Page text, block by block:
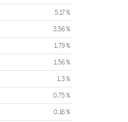
5,17 %
3,56 %
1,79 %
1,56 %
1,3 %
0,75 %
0,16 %